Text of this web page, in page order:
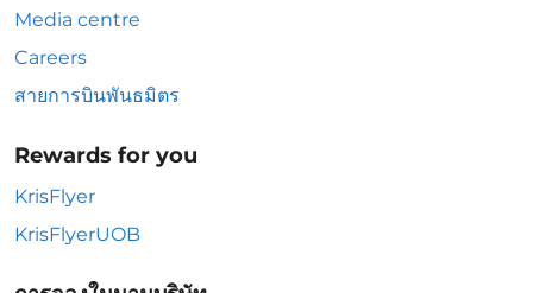
Media centre
Careers
สายการบินพันธมิตร
Rewards for you
KrisFlyer
KrisFlyerUOB